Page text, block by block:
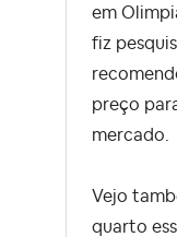
em
fiz
preço
mercado.
Vejo
quarto